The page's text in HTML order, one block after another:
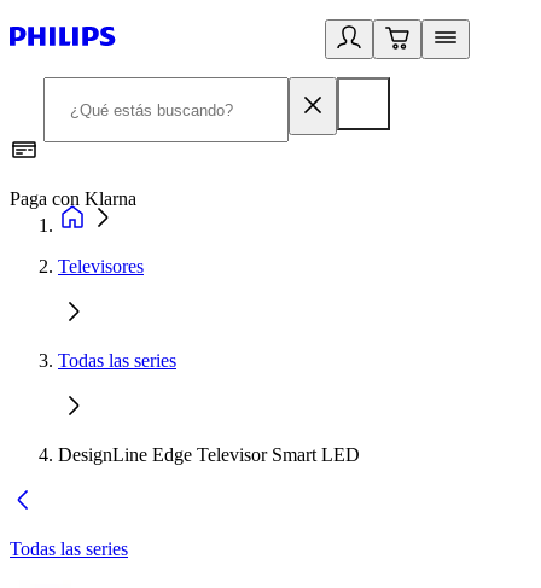
Paga con Klarna
Televisores
Todas las series
DesignLine Edge Televisor Smart LED
Todas las series